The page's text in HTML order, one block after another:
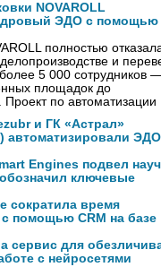
NOVAROLL
ЭДО с помощью
полностью
и
5 000 сотрудников
площадок до
Проект по
и ГК «Астрал»
автоматизировали
Engines подвел
ключевые
сократила время
помощью CRM на базе
сервис для
с нейросетями